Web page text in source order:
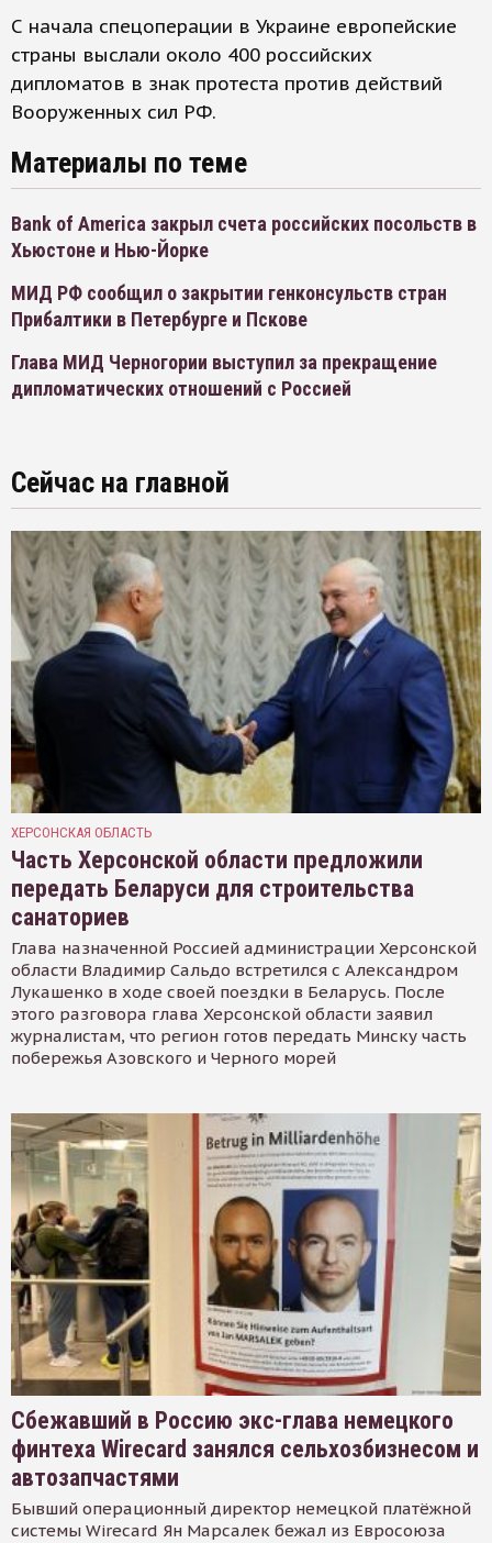
С начала спецоперации в Украине европейские
страны выслали около 400 российских
дипломатов в знак протеста против действий
Вооруженных сил РФ.
Материалы по теме
Bank of America закрыл счета российских посольств в
Хьюстоне и Нью-Йорке
МИД РФ сообщил о закрытии генконсульств стран
Прибалтики в Петербурге и Пскове
Глава МИД Черногории выступил за прекращение
дипломатических отношений с Россией
Сейчас на главной
ХЕРСОНСКАЯ ОБЛАСТЬ
Часть Херсонской области предложили
передать Беларуси для строительства
санаториев
Глава назначенной Россией администрации Херсонской
области Владимир Сальдо встретился с Александром
Лукашенко в ходе своей поездки в Беларусь. После
этого разговора глава Херсонской области заявил
журналистам, что регион готов передать Минску часть
побережья Азовского и Черного морей
Сбежавший в Россию экс-глава немецкого
финтеха Wirecard занялся сельхозбизнесом и
автозапчастями
Бывший операционный директор немецкой платёжной
системы Wirecard Ян Марсалек бежал из Евросоюза